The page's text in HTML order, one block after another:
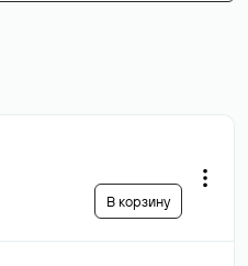
В корзину